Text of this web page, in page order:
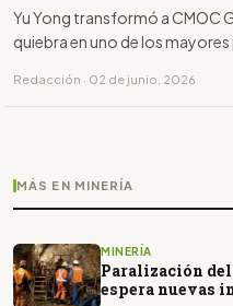
Yu Yong transformó a CMOC
quiebra en uno de los
Redacción · 02 de junio, 2026
MÁS EN MINERÍA
MINERÍA
Paralización
espera nuevas